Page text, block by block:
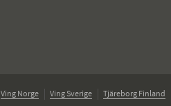
Ving Norge Ving Sverige
Tjäreborg Finland